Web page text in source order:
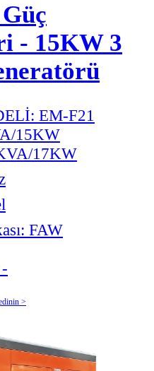
- 15KW 3
EM-F21
15KW
17KW
FAW
-
>